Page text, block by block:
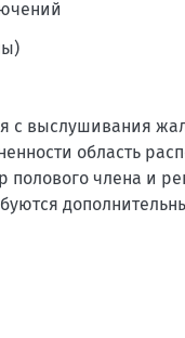
с выслушивания
область
члена и